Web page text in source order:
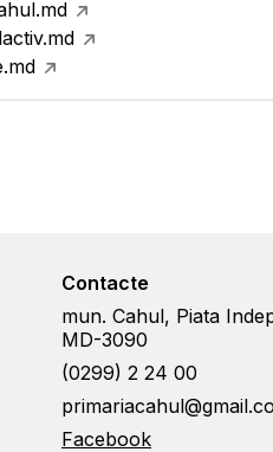
Contacte
mun. Cahul, Piata
MD-3090
(0299) 2 24 00
Facebook